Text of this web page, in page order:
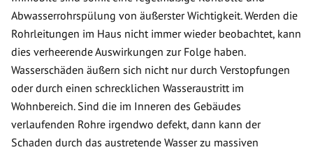
Abwasserrohrspülung von äußerster Wichtigkeit. Werden die
Rohrleitungen im Haus nicht immer wieder beobachtet, kann
dies verheerende Auswirkungen zur Folge haben.
Wasserschäden äußern sich nicht nur durch Verstopfungen
oder durch einen schrecklichen Wasseraustritt im
Wohnbereich. Sind die im Inneren des Gebäudes
verlaufenden Rohre irgendwo defekt, dann kann der
Schaden durch das austretende Wasser zu massiven